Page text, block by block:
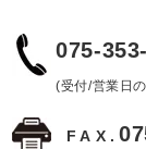
075-
(受付/営業日
FAX.